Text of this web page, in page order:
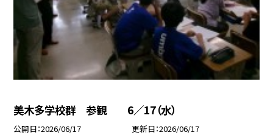
美木多学校群 参観 6／17（水）
公開日 2026/06/17 更新日 2026/06/17